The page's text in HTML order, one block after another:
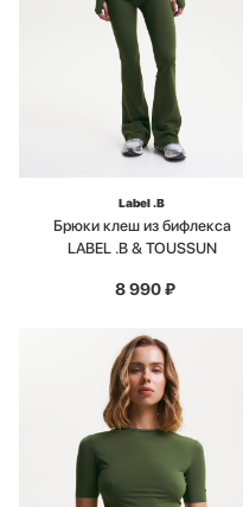
Label .B
Брюки клеш из бифлекса
LABEL .B & TOUSSUN
8 990₽